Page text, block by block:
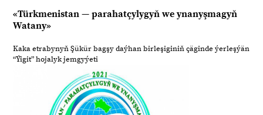
«Türkmenistan — parahatçylygyň we ynanyşmagyň
Watany»
Kaka etrabynyň Şükür bagşy daýhan birleşiginiň çäginde ýerleşýän
“Ýigit” hojalyk jemgyýeti